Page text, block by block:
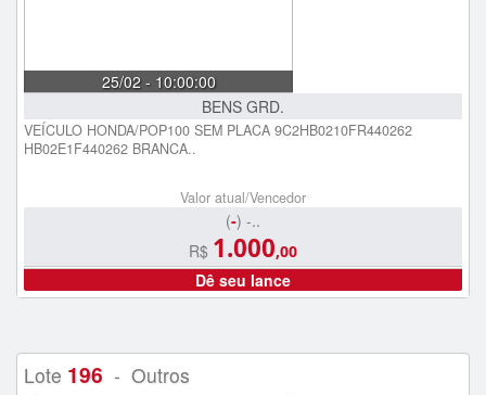
25/02 - 10:00:00
BENS GRD.
VEÍCULO HONDA/POP100 SEM PLACA 9C2HB0210FR440262
HB02E1F440262 BRANCA..
Valor atual/Vencedor
(-) -..
R$ 1.000,00
Dê seu lance
Lote 196 - Outros